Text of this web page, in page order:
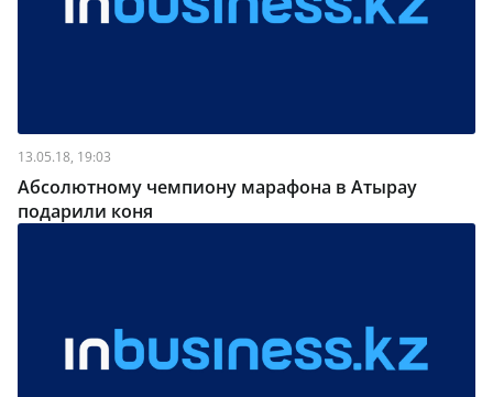
13.05.18, 19:03
Абсолютному чемпиону марафона в Атырау
подарили коня